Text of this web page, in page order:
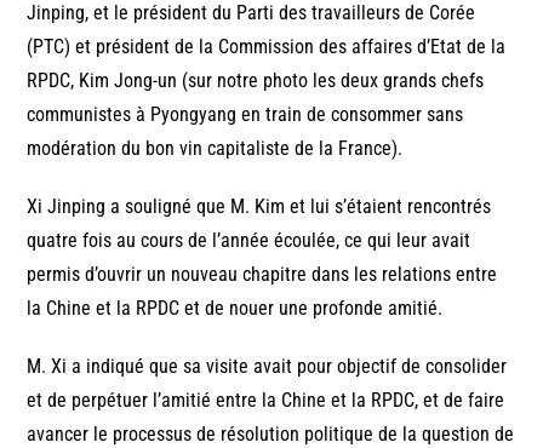
Jinping, et le président du Parti des travailleurs de Corée
(PTC) et président de la Commission des affaires d’Etat de la
RPDC, Kim Jong-un (sur notre photo les deux grands chefs
communistes à Pyongyang en train de consommer sans
modération du bon vin capitaliste de la France).
Xi Jinping a souligné que M. Kim et lui s’étaient rencontrés
quatre fois au cours de l’année écoulée, ce qui leur avait
permis d’ouvrir un nouveau chapitre dans les relations entre
la Chine et la RPDC et de nouer une profonde amitié.
M. Xi a indiqué que sa visite avait pour objectif de consolider
et de perpétuer l’amitié entre la Chine et la RPDC, et de faire
avancer le processus de résolution politique de la question de